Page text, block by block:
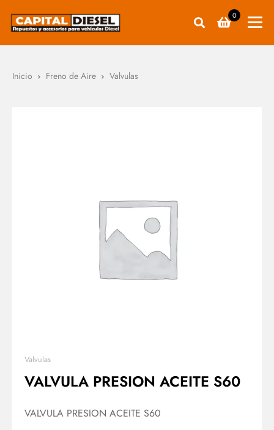
0
Inicio Freno de Aire Valvulas
Valvulas
VALVULA PRESION ACEITE S60
VALVULA PRESION ACEITE S60